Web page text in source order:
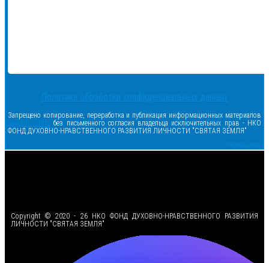
Политика обработки конфиденциальных данных
Запрещено копирование, переработка и публикация информационных материалов
данного сайта без письменного согласия владельца исключительных прав - НКО
ФОНД ДУХОВНО-НРАВСТВЕННОГО РАЗВИТИЯ ЛИЧНОСТИ "СВЯТАЯ ЗЕМЛЯ"
Сделано в samsite
Copyright © 2020 - 26 НКО ФОНД ДУХОВНО-НРАВСТВЕННОГО РАЗВИТИЯ
ЛИЧНОСТИ "СВЯТАЯ ЗЕМЛЯ"